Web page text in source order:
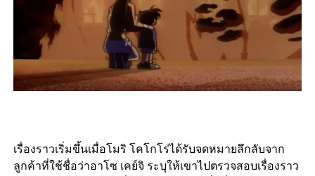
เรื่องราวเริ่มขึ้นเมื่อโมริ โคโกโร่ได้รับจดหมายลึกลับจาก
ลูกค้าที่ใช้ชื่อว่าอาโซ เคย์จิ ระบุให้เขาไปตรวจสอบเรื่องราว